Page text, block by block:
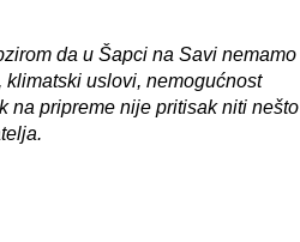
da u Šapci na Savi nemamo
uslovi, nemogućnost
na pripreme nije pritisak niti nešto